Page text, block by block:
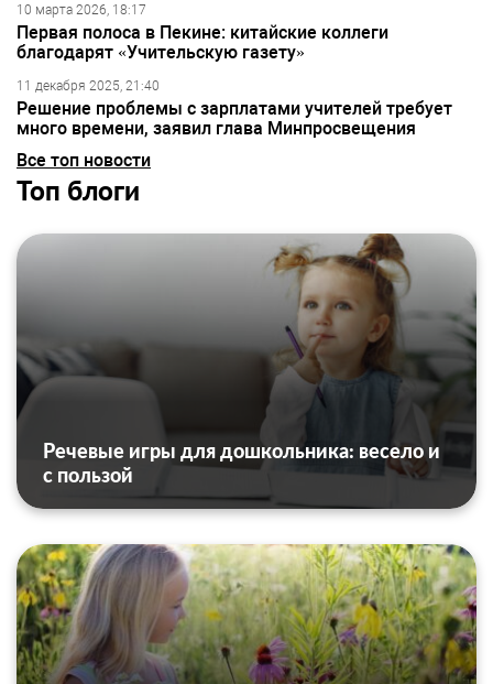
10 марта 2026, 18:17
Первая полоса в Пекине: китайские коллеги
благодарят «Учительскую газету»
11 декабря 2025, 21:40
Решение проблемы с зарплатами учителей требует
много времени, заявил глава Минпросвещения
Все топ новости
Топ блоги
Речевые игры для дошкольника: весело и
с пользой